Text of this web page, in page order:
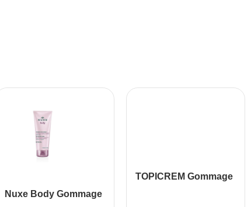
Nuxe Body Gommage
TOPICREM Gommage